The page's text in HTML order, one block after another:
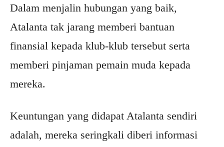
Dalam menjalin hubungan yang baik,
Atalanta tak jarang memberi bantuan
finansial kepada klub-klub tersebut serta
memberi pinjaman pemain muda kepada
mereka.
Keuntungan yang didapat Atalanta sendiri
adalah, mereka seringkali diberi informasi